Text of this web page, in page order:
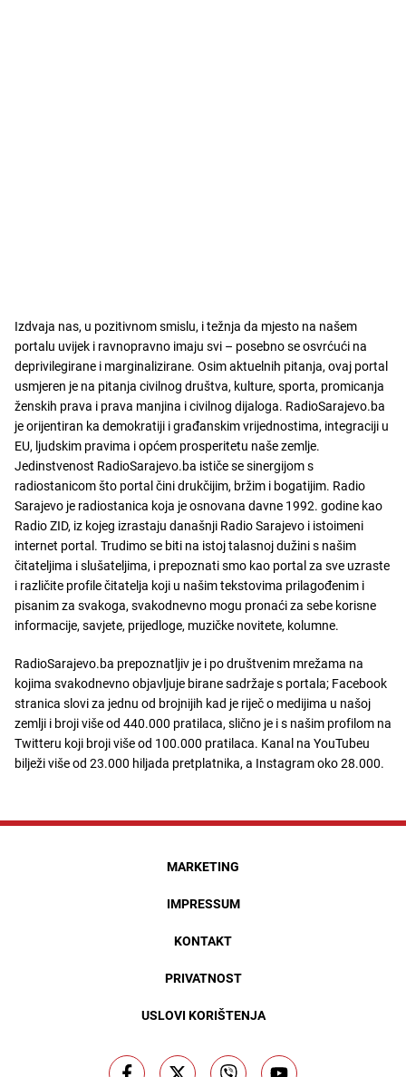
Izdvaja nas, u pozitivnom smislu, i težnja da mjesto na našem
portalu uvijek i ravnopravno imaju svi – posebno se osvrćući na
deprivilegirane i marginalizirane. Osim aktuelnih pitanja, ovaj portal
usmjeren je na pitanja civilnog društva, kulture, sporta, promicanja
ženskih prava i prava manjina i civilnog dijaloga. RadioSarajevo.ba
je orijentiran ka demokratiji i građanskim vrijednostima, integraciji u
EU, ljudskim pravima i općem prosperitetu naše zemlje.
Jedinstvenost RadioSarajevo.ba ističe se sinergijom s
radiostanicom što portal čini drukčijim, bržim i bogatijim. Radio
Sarajevo je radiostanica koja je osnovana davne 1992. godine kao
Radio ZID, iz kojeg izrastaju današnji Radio Sarajevo i istoimeni
internet portal. Trudimo se biti na istoj talasnoj dužini s našim
čitateljima i slušateljima, i prepoznati smo kao portal za sve uzraste
i različite profile čitatelja koji u našim tekstovima prilagođenim i
pisanim za svakoga, svakodnevno mogu pronaći za sebe korisne
informacije, savjete, prijedloge, muzičke novitete, kolumne.
RadioSarajevo.ba prepoznatljiv je i po društvenim mrežama na
kojima svakodnevno objavljuje birane sadržaje s portala; Facebook
stranica slovi za jednu od brojnijih kad je riječ o medijima u našoj
zemlji i broji više od 440.000 pratilaca, slično je i s našim profilom na
Twitteru koji broji više od 100.000 pratilaca. Kanal na YouTubeu
bilježi više od 23.000 hiljada pretplatnika, a Instagram oko 28.000.
MARKETING
IMPRESSUM
KONTAKT
PRIVATNOST
USLOVI KORIŠTENJA